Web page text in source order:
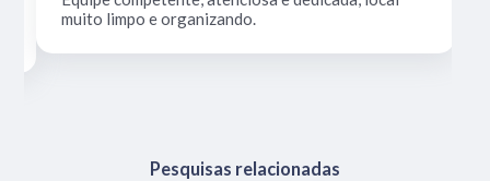
muito limpo e organizando.
Pesquisas relacionadas